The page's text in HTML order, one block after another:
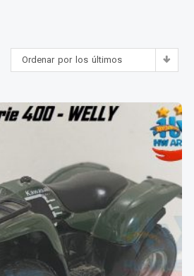
Ordenar por los últimos